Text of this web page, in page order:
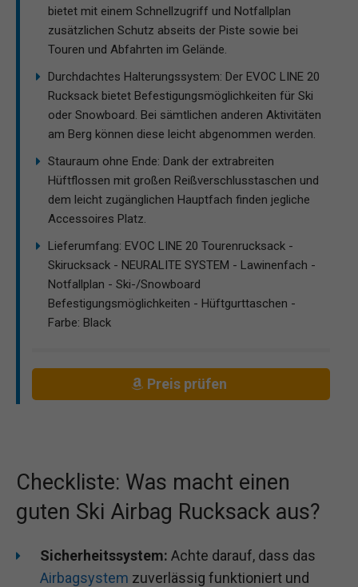
bietet mit einem Schnellzugriff und Notfallplan
zusätzlichen Schutz abseits der Piste sowie bei
Touren und Abfahrten im Gelände.
Durchdachtes Halterungssystem: Der EVOC LINE 20
Rucksack bietet Befestigungsmöglichkeiten für Ski
oder Snowboard. Bei sämtlichen anderen Aktivitäten
am Berg können diese leicht abgenommen werden.
Stauraum ohne Ende: Dank der extrabreiten
Hüftflossen mit großen Reißverschlusstaschen und
dem leicht zugänglichen Hauptfach finden jegliche
Accessoires Platz.
Lieferumfang: EVOC LINE 20 Tourenrucksack -
Skirucksack - NEURALITE SYSTEM - Lawinenfach -
Notfallplan - Ski-/Snowboard
Befestigungsmöglichkeiten - Hüftgurttaschen -
Farbe: Black
Preis prüfen
Checkliste: Was macht einen
guten Ski Airbag Rucksack aus?
Sicherheitssystem: Achte darauf, dass das
Airbagsystem zuverlässig funktioniert und